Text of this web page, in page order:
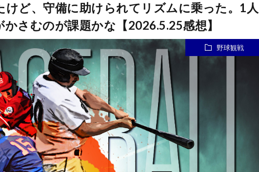
けど、守備に助けられてリズムに乗った。1人
さむのが課題かな【2026.5.25感想】
野球観戦